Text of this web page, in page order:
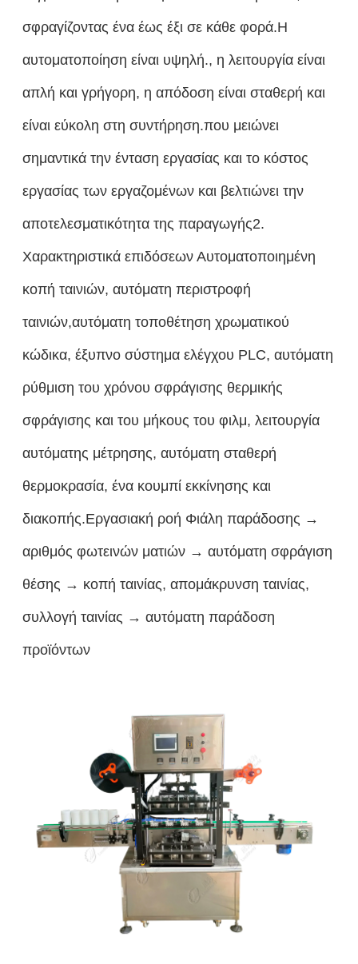
σφραγίζοντας ένα έως έξι σε κάθε φορά.Η
αυτοματοποίηση είναι υψηλή., η λειτουργία είναι
απλή και γρήγορη, η απόδοση είναι σταθερή και
είναι εύκολη στη συντήρηση.που μειώνει
σημαντικά την ένταση εργασίας και το κόστος
εργασίας των εργαζομένων και βελτιώνει την
αποτελεσματικότητα της παραγωγής2.
Χαρακτηριστικά επιδόσεων Αυτοματοποιημένη
κοπή ταινιών, αυτόματη περιστροφή
ταινιών,αυτόματη τοποθέτηση χρωματικού
κώδικα, έξυπνο σύστημα ελέγχου PLC, αυτόματη
ρύθμιση του χρόνου σφράγισης θερμικής
σφράγισης και του μήκους του φιλμ, λειτουργία
αυτόματης μέτρησης, αυτόματη σταθερή
θερμοκρασία, ένα κουμπί εκκίνησης και
διακοπής.Εργασιακή ροή Φιάλη παράδοσης →
αριθμός φωτεινών ματιών → αυτόματη σφράγιση
θέσης → κοπή ταινίας, απομάκρυνση ταινίας,
συλλογή ταινίας → αυτόματη παράδοση
προϊόντων